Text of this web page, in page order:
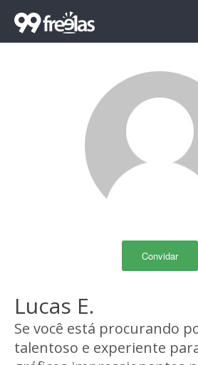
Convidar
Lucas E.
Se você está procurando
talentoso e experiente